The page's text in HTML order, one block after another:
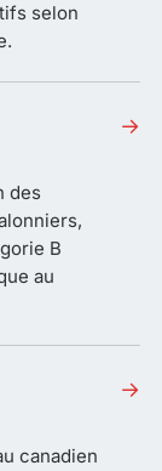
selon
des
B
au
→
canadien
→